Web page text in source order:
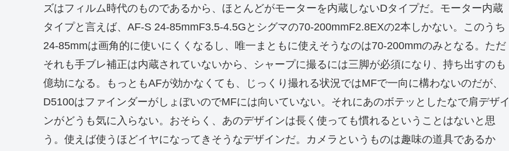
ズはフィルム時代のものであるから、ほとんどがモーターを内蔵しないDタイプだ。モーター内蔵
タイプと言えば、AF-S 24-85mmF3.5-4.5Gとシグマの70-200mmF2.8EXの2本しかない。このうち
24-85mmは画角的に使いにくくなるし、唯一まともに使えそうなのは70-200mmのみとなる。ただ
それも手ブレ補正は内蔵されていないから、シャープに撮るには三脚が必須になり、持ち出すのも
億劫になる。もっともAFが効かなくても、じっくり撮れる状況ではMFで一向に構わないのだが、
D5100はファインダーがしょぼいのでMFには向いていない。それにあのボテッとしたなで肩デザイ
ンがどうも気に入らない。おそらく、あのデザインは長く使っても慣れるということはないと思
う。使えば使うほどイヤになってきそうなデザインだ。カメラというものは趣味の道具であるか